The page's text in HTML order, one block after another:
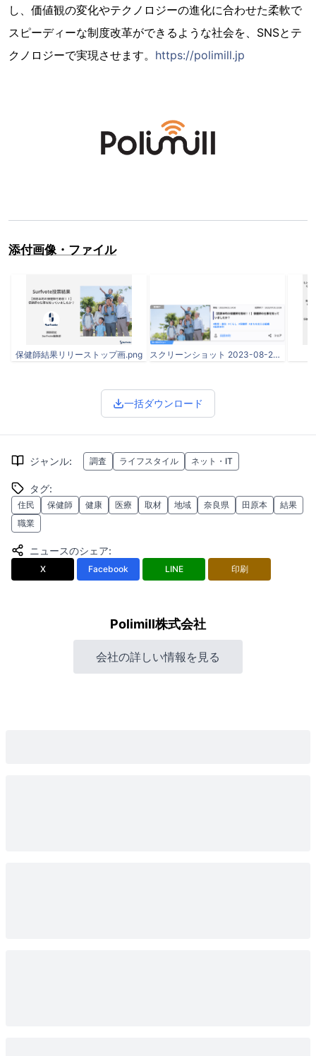
し、価値観の変化やテクノロジーの進化に合わせた柔軟で
スピーディーな制度改革ができるような社会を、SNSとテ
クノロジーで実現させます。 https://polimill.jp
添付画像・ファイル
保健師結果リリーストップ画.png スクリーンショット 2023-08-24 11.50.22.png
一括ダウンロード
ジャンル: 調査 ライフスタイル ネット・IT
タグ:
住民 保健師 健康 医療 取材 地域 奈良県 田原本
結果
職業
ニュースのシェア:
X Facebook LINE 印刷
Polimill株式会社
会社の詳しい情報を見る